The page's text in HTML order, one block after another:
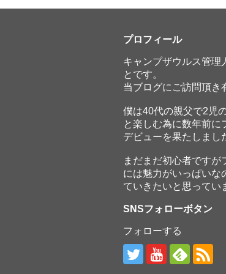
プロフィール
キャンプザウルス管理
とです。
当ブログにご訪問頂き
僕は40代の親父で2児
と楽しむ為に数年前に
デビューを果たしまし
まだまだ初心者ですが
には魅力がいっぱいな
ていきたいと思ってい
SNSフォローボタン
フォローする